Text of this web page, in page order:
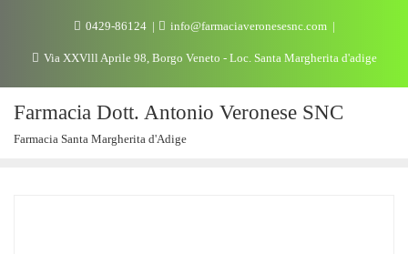
0429-86124 info@farmaciaveronesesnc.com
Via XXVlll Aprile 98, Borgo Veneto - Loc. Santa Margherita d'adige
Farmacia Dott. Antonio Veronese SNC
Farmacia Santa Margherita d'Adige